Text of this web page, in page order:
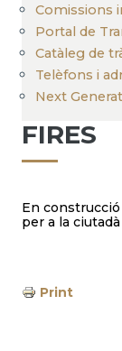
Comissions
Portal de
Catàleg de
Telèfons i
Next
FIRES
En
per a la ciutadà
Print